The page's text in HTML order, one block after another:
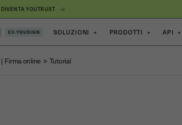
YOUTRUST
SOLUZIONI + PRODOTTI + API +
| Firma online > Tutorial